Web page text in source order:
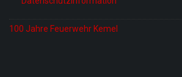
100 Jahre Feuerwehr Kemel